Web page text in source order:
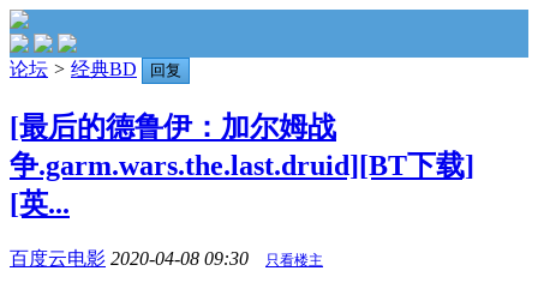
论坛 > 经典BD 回复
[最后的德鲁伊：加尔姆战
争.garm.wars.the.last.druid][BT下载]
[英...
百度云电影 2020-04-08 09:30 只看楼主